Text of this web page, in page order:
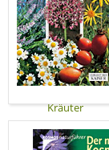
Kräuter